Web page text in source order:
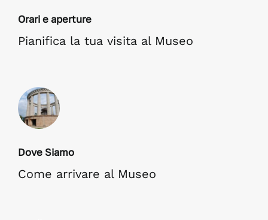
Contatti
Orari e aperture
Pianifica la tua visita al Museo
Dove Siamo
Come arrivare al Museo